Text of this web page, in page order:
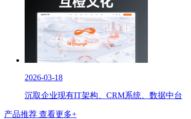
2026-03-18
沉取企业现有IT架构、CRM系统、数据中台
产品推荐 查看更多+